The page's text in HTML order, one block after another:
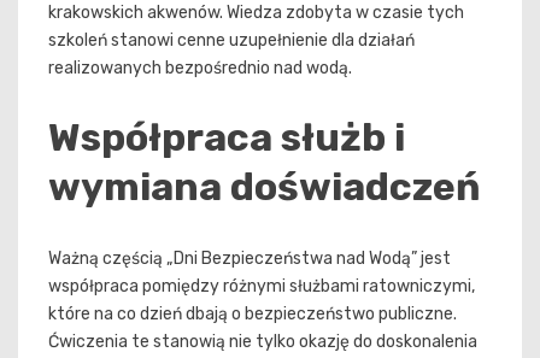
krakowskich akwenów. Wiedza zdobyta w czasie tych
szkoleń stanowi cenne uzupełnienie dla działań
realizowanych bezpośrednio nad wodą.
Współpraca służb i
wymiana doświadczeń
Ważną częścią „Dni Bezpieczeństwa nad Wodą” jest
współpraca pomiędzy różnymi służbami ratowniczymi,
które na co dzień dbają o bezpieczeństwo publiczne.
Ćwiczenia te stanowią nie tylko okazję do doskonalenia